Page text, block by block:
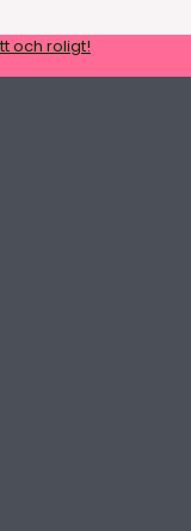
och roligt!